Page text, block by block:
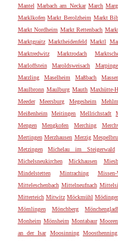
Mantel Marbach am Neckar March
Marklkofen Markt Berolzheim Markt
Markt Nordheim Markt Rettenbach
Marktgraitz Marktheidenfeld Marktl
Marktredwitz
Marktrodach
Marloffstein
Maroldsweisach
Marzling
Maselheim Maßbach
Maulbronn Maulburg Mauth Maxhütte-
Meeder
Meersburg Megesheim
Meißenheim
Meitingen Mellrichstadt
Mengen
Mengkofen Merching
Mertingen Merzhausen Merzig
Metzingen
Michelau im Steigerwald
Michelsneukirchen
Mickhausen
Mindelstetten
Mintraching
Mitteleschenbach Mittelneufnach
Mitterteich Mitwitz Möckmühl
Mömlingen
Mönchberg
Monheim Mönsheim Montabaur
an der Isar
Moosinning Moosthenning